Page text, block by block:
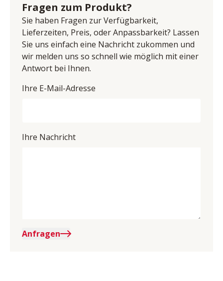
BHT ca. 171/87/106 cm
Spitzecke groß, inklusive Kopfteilverstellung, BHT ca.
106/87/106 cm
2,5-Sitzer, Armteil rechts, inklusive
Kopfteilverstellung, BHT ca. 171/87/106 cm
Stellmaß ca. 277 x 277 cm
E-Mail-Adresse: finance@polipol.de
UID (Umsatzsteuer-Identifikationsnummer): DE
815587794
Fragen zum Produkt?
Sie haben Fragen zur Verfügbarkeit,
Lieferzeiten, Preis, oder Anpassbarkeit? Lassen
Sie uns einfach eine Nachricht zukommen und
wir melden uns so schnell wie möglich mit einer
Antwort bei Ihnen.
Ihre E-Mail-Adresse
Ihre Nachricht
Anfragen